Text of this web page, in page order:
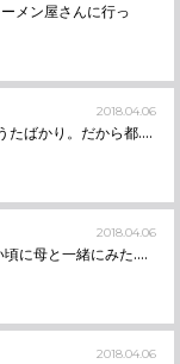
メン屋さんに行っ
2018.04.06
たばかり。だから都....
2018.04.06
に母と一緒にみた....
2018.04.06